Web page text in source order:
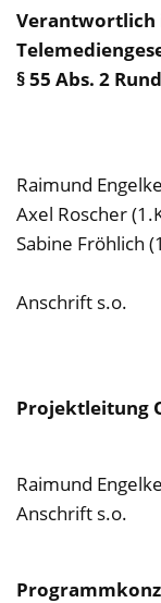
Verantwortlich
§ 55 Abs. 2
Raimund
Axel Roscher
Sabine Fröhlich
Anschrift s.o.
Projektleitung
Raimund Engelke
Anschrift s.o.